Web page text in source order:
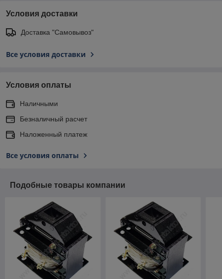
Условия доставки
Доставка "Самовывоз"
Все условия доставки
Условия оплаты
Наличными
Безналичный расчет
Наложенный платеж
Все условия оплаты
Подобные товары компании